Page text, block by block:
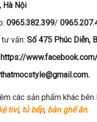
Hà Nội
0965.382.399/
vấn: Số 475 Phúc Diễn,
https://
các sản phẩm khác bên
tivi, tủ bếp, bàn ghế ăn.